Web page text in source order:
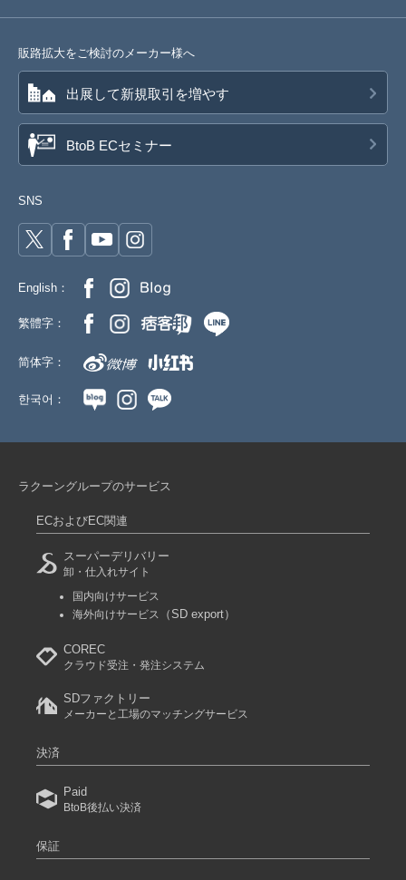
販路拡大をご検討のメーカー様へ
出展して新規取引を増やす
BtoB ECセミナー
SNS
English：
繁體字：
简体字：
한국어：
ラクーングループのサービス
ECおよびEC関連
スーパーデリバリー
卸・仕入れサイト
国内向けサービス
海外向けサービス
（SD export）
COREC
クラウド受注・発注システム
SDファクトリー
メーカーと工場のマッチングサービス
決済
Paid
BtoB後払い決済
保証